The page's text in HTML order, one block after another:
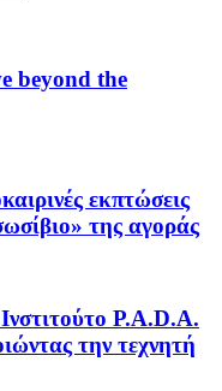
beyond the
εκπτώσεις
της αγοράς
P.A.D.A.
την τεχνητή